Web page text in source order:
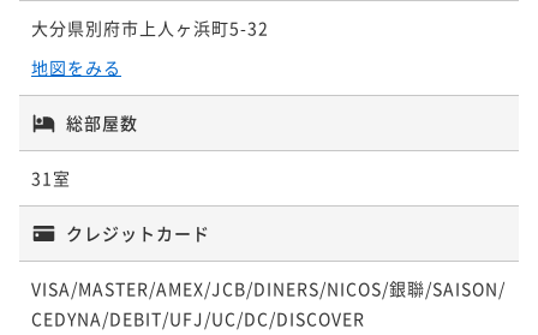
【Reluxランキング受賞記念】【一泊二食】割烹 松
¥123,970~
大分県別府市上人ヶ浜町5-32
地図をみる
総部屋数
31室
クレジットカード
VISA/MASTER/AMEX/JCB/DINERS/NICOS/銀聯/SAISON/
CEDYNA/DEBIT/UFJ/UC/DC/DISCOVER